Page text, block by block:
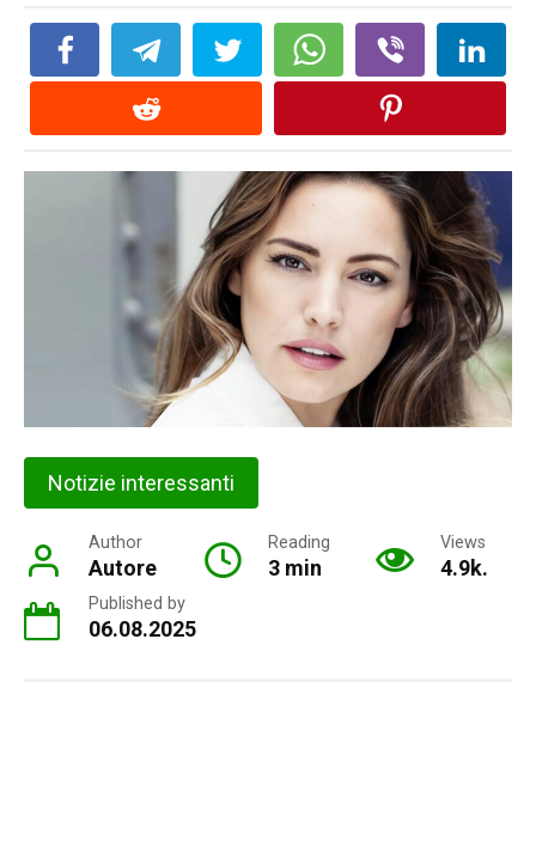
Notizie interessanti
Author
Autore
Reading
3 min
Views
4.9k.
Published by
06.08.2025